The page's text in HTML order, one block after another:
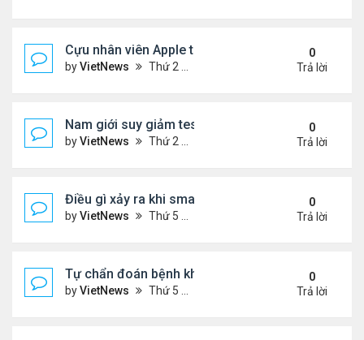
Cựu nhân viên Apple thành triệu phú khi đào
byVietNews Thứ 2 Tháng 4 25, 2022 12:40 pm
0
Trả lời
Nam giới suy giảm testosterone sau tuổi 40
byVietNews Thứ 2 Tháng 4 25, 2022 11:31 am
0
Trả lời
Điều gì xảy ra khi smarthome bị bỏ rơi
byVietNews Thứ 5 Tháng 4 21, 2022 6:13 pm
0
Trả lời
Tự chẩn đoán bệnh khó nói của đàn ông
byVietNews Thứ 5 Tháng 4 21, 2022 4:10 pm
0
Trả lời